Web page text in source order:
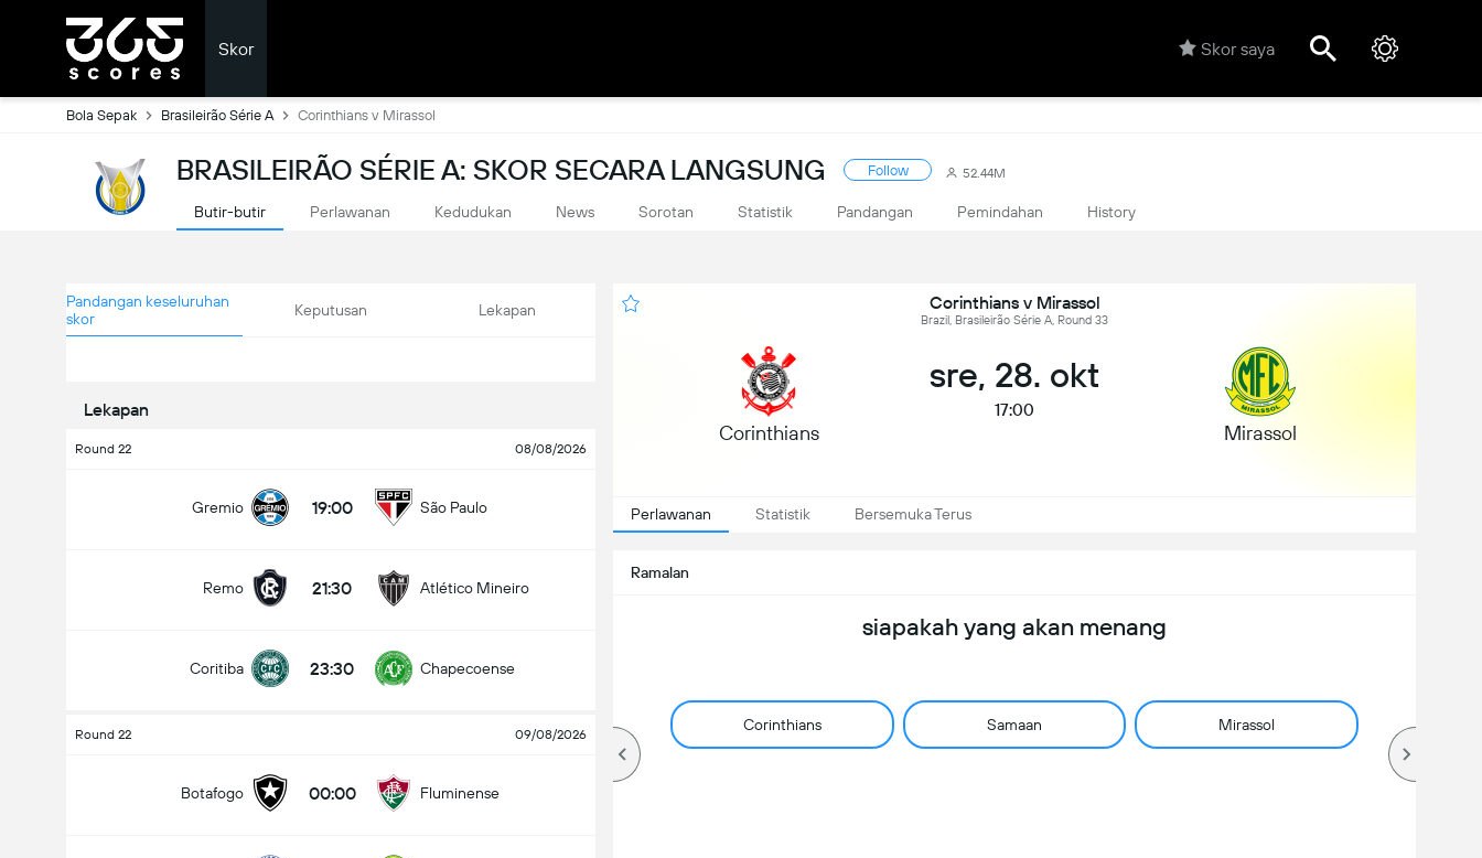
Skor Skor saya
Bola Sepak Brasileirão Série A Corinthians v Mirassol
BRASILEIRÃO SÉRIE A: SKOR SECARA LANGSUNG Follow 52.44M
Butir-butir Perlawanan Kedudukan News Sorotan Statistik Pandangan Pemindahan History
Pandangan keseluruhan
skor
Keputusan Lekapan
Lekapan
Round 22 08/08/2026
Gremio 19:00 São Paulo
Remo 21:30 Atlético Mineiro
Coritiba 23:30 Chapecoense
Round 22 09/08/2026
Botafogo 00:00 Fluminense
Corinthians v Mirassol
Brazil, Brasileirão Série A, Round 33
Corinthians
sre, 28. okt
17:00
Mirassol
Perlawanan Statistik Bersemuka Terus
Ramalan
siapakah yang akan menang
Corinthians Samaan Mirassol